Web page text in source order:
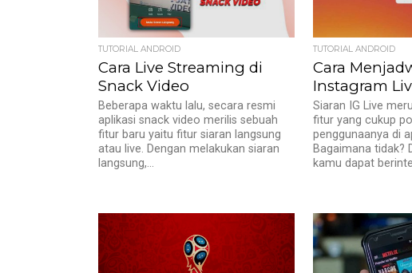
TUTORIAL ANDROID
Cara Live Streaming di
Snack Video
Beberapa waktu lalu, secara resmi
aplikasi snack video merilis sebuah
fitur baru yaitu fitur siaran langsung
atau live. Dengan melakukan siaran
langsung,...
TUTORIAL ANDROID
Cara
Instagram
Siaran IG Live
fitur yang cukup
penggunaanya di
Bagaimana tidak?
kamu dapat